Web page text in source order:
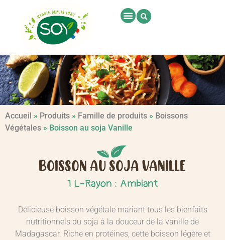
Accueil » Produits » Famille de produits » Boissons
Végétales » Boisson au soja Vanille
BOISSON AU SOJA VANILLE
1 L-Rayon : Ambiant
Délicieuse boisson végétale mariant tous les bienfaits
nutritionnels du soja à la douceur de la vanille de
Madagascar. Riche en protéines, cette boisson légère et